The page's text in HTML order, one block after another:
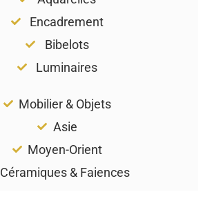
Encadrement
Bibelots
Luminaires
Mobilier & Objets
Asie
Moyen-Orient
Céramiques & Faiences